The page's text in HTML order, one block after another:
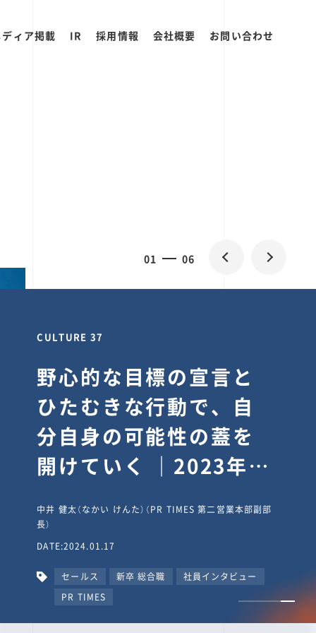
ィア掲載 IR 採用情報 会社概要 お問い合わせ
01 06
CULTURE 37
野心的な目標の宣言と
ひたむきな行動で、自
分自身の可能性の蓋を
開けていく ｜2023年度
タビュー #PR
TIMESな人たち
中井 健太（なかい けんた）（PR TIMES 第二営業本部副部
長）
DATE:2024.01.17
セールス 新卒 総合職
社員インタビュー
PR TIMES